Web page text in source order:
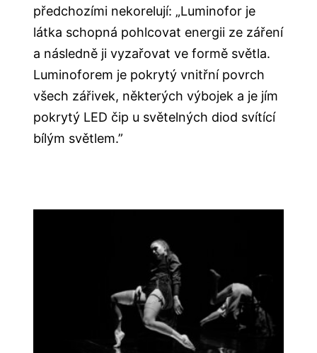
předchozími nekorelují: „Luminofor je
látka schopná pohlcovat energii ze záření
a následně ji vyzařovat ve formě světla.
Luminoforem je pokrytý vnitřní povrch
všech zářivek, některých výbojek a je jím
pokrytý LED čip u světelných diod svítící
bílým světlem.”